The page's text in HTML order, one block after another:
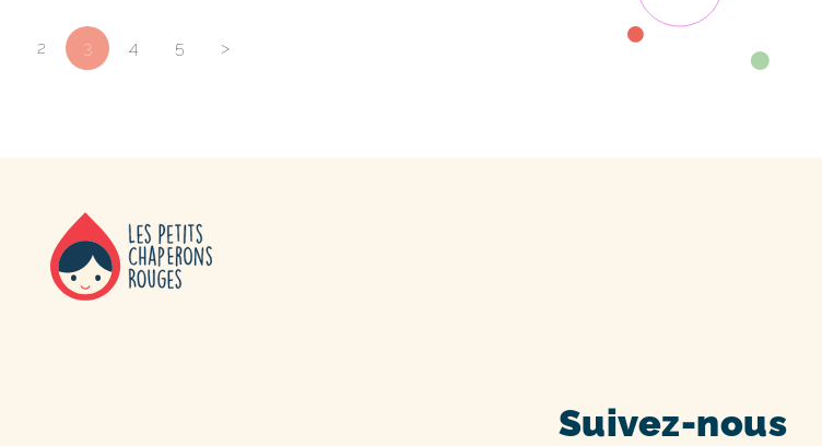
2 3 4 5 >
Suivez-nous